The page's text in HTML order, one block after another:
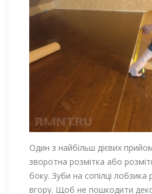
Один з найбільш дієвих
зворотна розмітка або
боку. Зуби на сопілці лобзика
вгору. Щоб не пошкодити